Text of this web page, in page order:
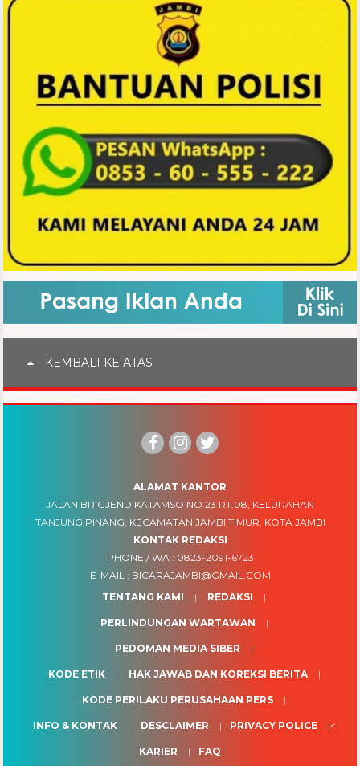
KEMBALI KE ATAS
ALAMAT KANTOR
JALAN BRIGJEND KATAMSO NO.23 RT.08, KELURAHAN
TANJUNG PINANG, KECAMATAN JAMBI TIMUR, KOTA JAMBI
KONTAK REDAKSI
PHONE / WA : 0823-2091-6723
E-MAIL : BICARAJAMBI@GMAIL.COM
TENTANG KAMI
REDAKSI
PERLINDUNGAN WARTAWAN
PEDOMAN MEDIA SIBER
KODE ETIK HAK JAWAB DAN KOREKSI BERITA
KODE PERILAKU PERUSAHAAN PERS
INFO & KONTAK DESCLAIMER PRIVACY POLICE <
KARIER FAQ